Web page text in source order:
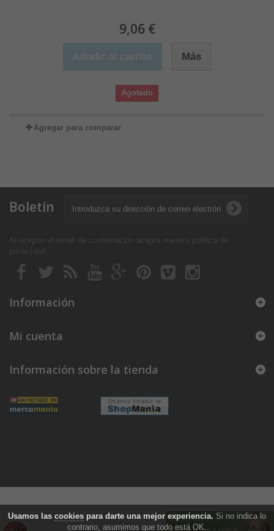
Usamos las cookies para darte una mejor experiencia. Si no indica lo
contrario, asumimos que todo está OK.
9,06 €
Más
Agotado
Agregar para comparar
Boletín
Información
Mi cuenta
Información sobre la tienda